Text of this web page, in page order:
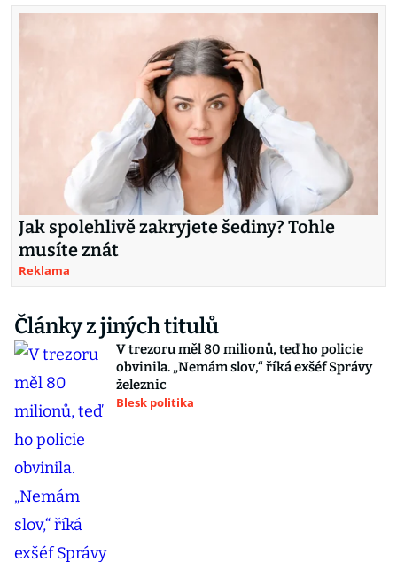
Jak spolehlivě zakryjete šediny? Tohle
musíte znát
Reklama
Články z jiných titulů
V trezoru měl 80 milionů, teď ho policie
obvinila. „Nemám slov,“ říká exšéf Správy
železnic
Blesk politika